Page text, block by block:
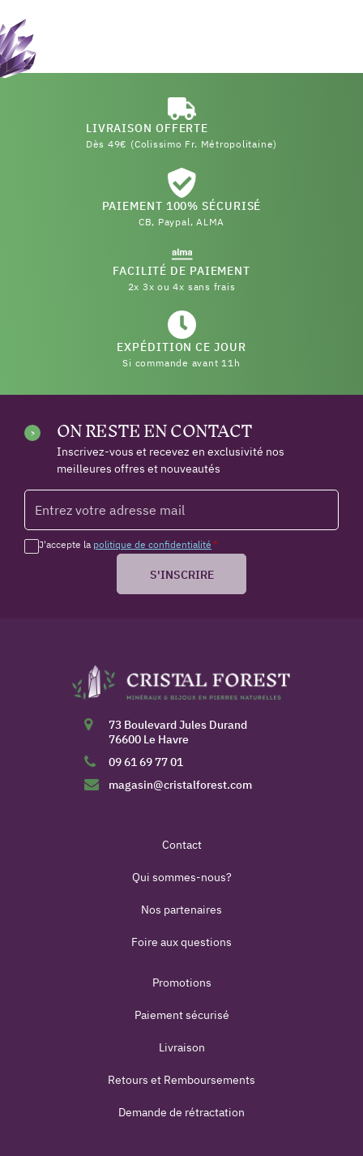
LIVRAISON OFFERTE
Dès 49€ (Colissimo Fr. Métropolitaine)
PAIEMENT 100% SÉCURISÉ
CB, Paypal, ALMA
FACILITÉ DE PAIEMENT
2x 3x ou 4x sans frais
EXPÉDITION CE JOUR
Si commande avant 11h
ON RESTE EN CONTACT
Inscrivez-vous et recevez en exclusivité nos
meilleures offres et nouveautés
J'accepte la politique de confidentialité *
S'INSCRIRE
73 Boulevard Jules Durand
76600 Le Havre
09 61 69 77 01
magasin@cristalforest.com
Contact
Qui sommes-nous?
Nos partenaires
Foire aux questions
Promotions
Paiement sécurisé
Livraison
Retours et Remboursements
Demande de rétractation